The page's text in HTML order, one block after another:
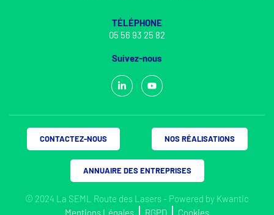
TÉLÉPHONE
05 56 93 25 82
Suivez-nous
© 2024 La SEML Route des Lasers - Powered by Kwantic
Mentions Légales
RGPD Cookies
CONTACTEZ-NOUS NOS RÉALISATIONS
ANNUAIRE DES ENTREPRISES